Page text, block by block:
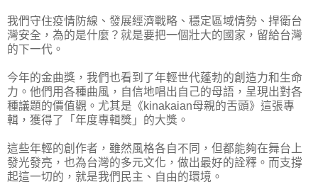
我們守住疫情防線、發展經濟戰略、穩定區域情勢、捍衛台
灣安全，為的是什麼？就是要把一個壯大的國家，留給台灣
的下一代。
今年的金曲獎，我們也看到了年輕世代蓬勃的創造力和生命
力。他們用各種曲風，自信地唱出自己的母語，呈現出對各
種議題的價值觀。尤其是《kinakaian母親的舌頭》這張專
輯，獲得了「年度專輯獎」的大獎。
這些年輕的創作者，雖然風格各自不同，但都能夠在舞台上
發光發亮，也為台灣的多元文化，做出最好的詮釋。而支撐
起這一切的，就是我們民主、自由的環境。